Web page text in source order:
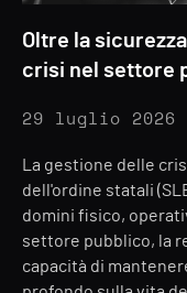
Oltre la
crisi nel settore
29 luglio 2026
La gestione delle
dell'ordine statali
domini fisico,
settore pubblico, la
capacità di